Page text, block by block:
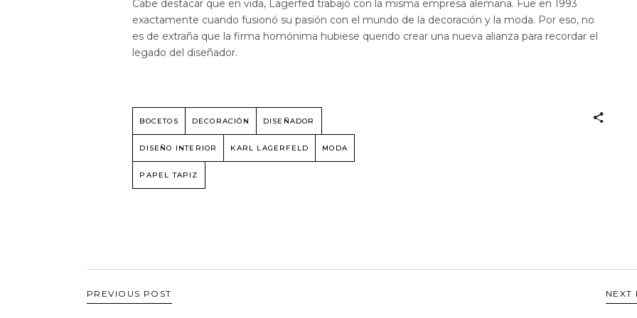
Cabe destacar que en vida, Lagerfed trabajó con la misma empresa alemana. Fue en 1993
exactamente cuando fusionó su pasión con el mundo de la decoración y la moda. Por eso, no
es de extraña que la firma homónima hubiese querido crear una nueva alianza para recordar el
legado del diseñador.
BOCETOS DECORACIÓN DISEÑADOR
DISEÑO INTERIOR KARL LAGERFELD MODA
PAPEL TAPIZ
PREVIOUS POST NEXT